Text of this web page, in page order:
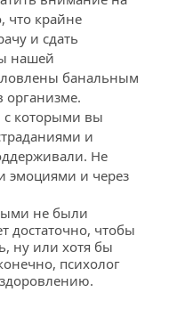
что крайне
и сдать
нашей
банальным
организме.
с которыми вы
и
Не
эмоциями и через
не были
достаточно, чтобы
ну или хотя бы
психолог